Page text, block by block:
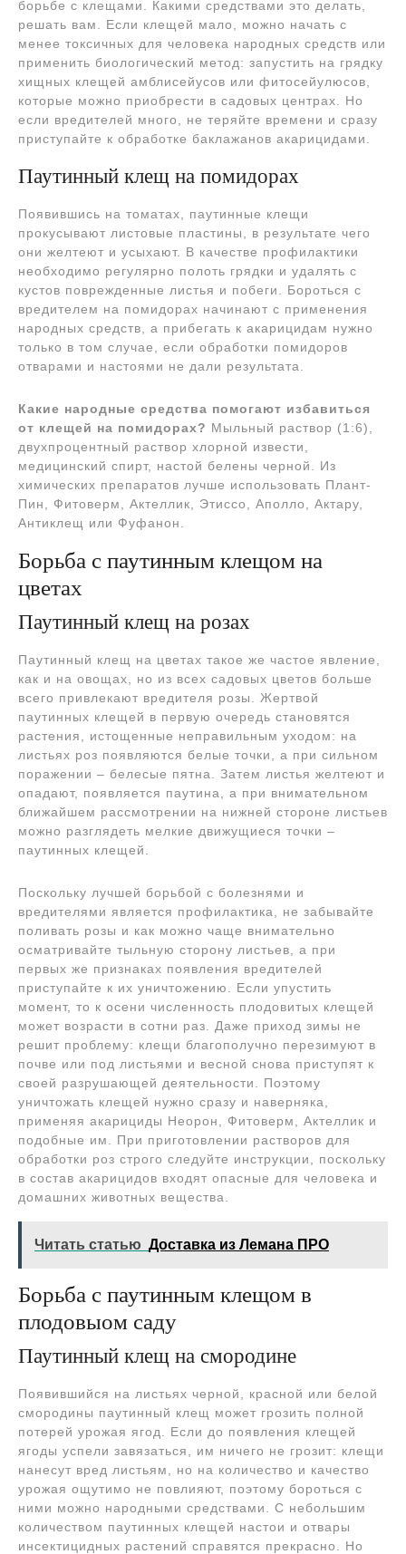
борьбе с клещами. Какими средствами это делать,
решать вам. Если клещей мало, можно начать с
менее токсичных для человека народных средств или
применить биологический метод: запустить на грядку
хищных клещей амблисейусов или фитосейулюсов,
которые можно приобрести в садовых центрах. Но
если вредителей много, не теряйте времени и сразу
приступайте к обработке баклажанов акарицидами.
Паутинный клещ на помидорах
Появившись на томатах, паутинные клещи
прокусывают листовые пластины, в результате чего
они желтеют и усыхают. В качестве профилактики
необходимо регулярно полоть грядки и удалять с
кустов поврежденные листья и побеги. Бороться с
вредителем на помидорах начинают с применения
народных средств, а прибегать к акарицидам нужно
только в том случае, если обработки помидоров
отварами и настоями не дали результата.
Какие народные средства помогают избавиться
от клещей на помидорах? Мыльный раствор (1:6),
двухпроцентный раствор хлорной извести,
медицинский спирт, настой белены черной. Из
химических препаратов лучше использовать Плант-
Пин, Фитоверм, Актеллик, Этиссо, Аполло, Актару,
Антиклещ или Фуфанон.
Борьба с паутинным клещом на
цветах
Паутинный клещ на розах
Паутинный клещ на цветах такое же частое явление,
как и на овощах, но из всех садовых цветов больше
всего привлекают вредителя розы. Жертвой
паутинных клещей в первую очередь становятся
растения, истощенные неправильным уходом: на
листьях роз появляются белые точки, а при сильном
поражении – белесые пятна. Затем листья желтеют и
опадают, появляется паутина, а при внимательном
ближайшем рассмотрении на нижней стороне листьев
можно разглядеть мелкие движущиеся точки –
паутинных клещей.
Поскольку лучшей борьбой с болезнями и
вредителями является профилактика, не забывайте
поливать розы и как можно чаще внимательно
осматривайте тыльную сторону листьев, а при
первых же признаках появления вредителей
приступайте к их уничтожению. Если упустить
момент, то к осени численность плодовитых клещей
может возрасти в сотни раз. Даже приход зимы не
решит проблему: клещи благополучно перезимуют в
почве или под листьями и весной снова приступят к
своей разрушающей деятельности. Поэтому
уничтожать клещей нужно сразу и наверняка,
применяя акарициды Неорон, Фитоверм, Актеллик и
подобные им. При приготовлении растворов для
обработки роз строго следуйте инструкции, поскольку
в состав акарицидов входят опасные для человека и
домашних животных вещества.
Читать статью Доставка из Лемана ПРО
Борьба с паутинным клещом в
плодовыом саду
Паутинный клещ на смородине
Появившийся на листьях черной, красной или белой
смородины паутинный клещ может грозить полной
потерей урожая ягод. Если до появления клещей
ягоды успели завязаться, им ничего не грозит: клещи
нанесут вред листьям, но на количество и качество
урожая ощутимо не повлияют, поэтому бороться с
ними можно народными средствами. С небольшим
количеством паутинных клещей настои и отвары
инсектицидных растений справятся прекрасно. Но